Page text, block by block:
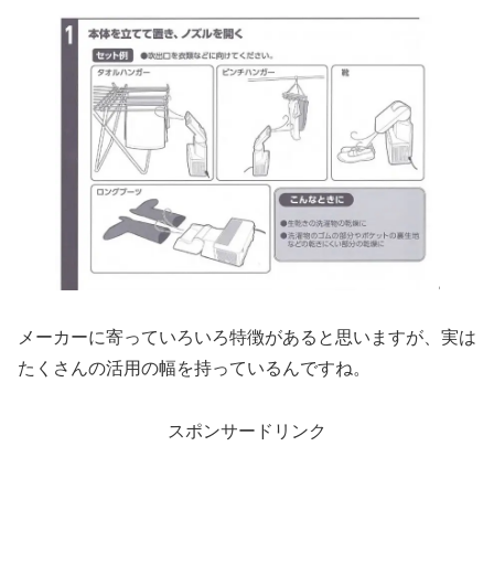
メーカーに寄っていろいろ特徴があると思いますが、実は
たくさんの活用の幅を持っているんですね。
スポンサードリンク